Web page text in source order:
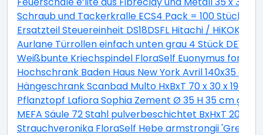
Schraub und Tackerkralle ECS4 Pack = 100 Stück
Ersatzteil Steuereinheit DS18DSFL Hitachi / HiKOKI
Aurlane Türrollen einfach unten grau 4 Stück DE142
Weißbunte Kriechspindel FloraSelf Euonymus
Hochschrank Baden Haus New York Avril 140x35 cm
Hängeschrank Scanbad Multo HxBxT 70 x 30 x 19cm
Pflanztopf Lafiora Sophia Zement Ø 35 H 35 cm grau
MEFA Säule 72 Stahl pulverbeschichtet BxHxT 205/
Strauchveronika FloraSelf Hebe armstrongii 'Green